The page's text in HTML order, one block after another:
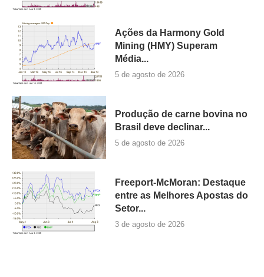
Ações da Harmony Gold
Mining (HMY) Superam
Média...
5 de agosto de 2026
Produção de carne bovina no
Brasil deve declinar...
5 de agosto de 2026
Freeport-McMoran: Destaque
entre as Melhores Apostas do
Setor...
3 de agosto de 2026